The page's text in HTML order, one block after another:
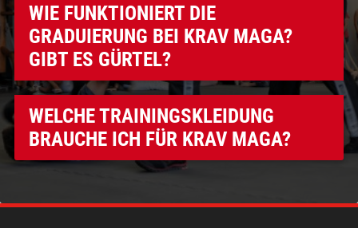
WIE FUNKTIONIERT DIE
GRADUIERUNG BEI KRAV MAGA?
GIBT ES GÜRTEL?
WELCHE TRAININGS­KLEIDUNG
BRAUCHE ICH FÜR KRAV MAGA?